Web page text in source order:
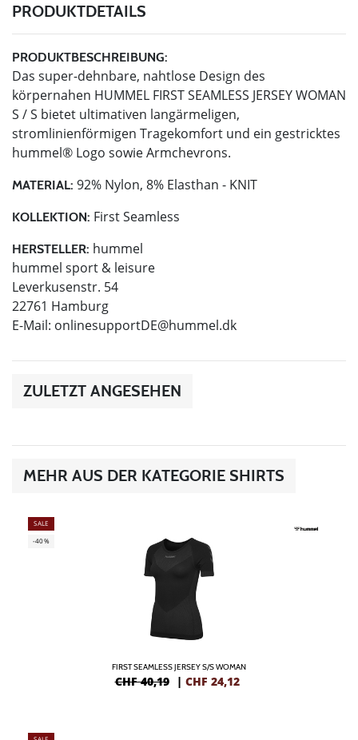
PRODUKTDETAILS
PRODUKTBESCHREIBUNG:
Das super-dehnbare, nahtlose Design des
körpernahen HUMMEL FIRST SEAMLESS JERSEY WOMAN
S / S bietet ultimativen langärmeligen,
stromlinienförmigen Tragekomfort und ein gestricktes
hummel® Logo sowie Armchevrons.
MATERIAL: 92% Nylon, 8% Elasthan - KNIT
KOLLEKTION: First Seamless
HERSTELLER: hummel
hummel sport & leisure
Leverkusenstr. 54
22761 Hamburg
E-Mail: onlinesupportDE@hummel.dk
ZULETZT ANGESEHEN
MEHR AUS DER KATEGORIE SHIRTS
SALE
-40%
FIRST SEAMLESS JERSEY S/S WOMAN
CHF 40,19 | CHF 24,12